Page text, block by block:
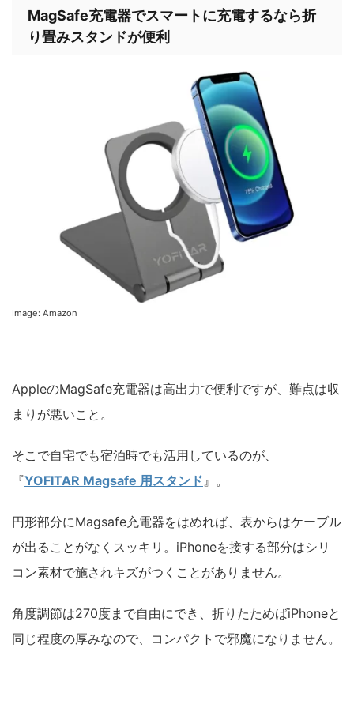
MagSafe充電器でスマートに充電するなら折
り畳みスタンドが便利
Image: Amazon
AppleのMagSafe充電器は高出力で便利ですが、難点は収
まりが悪いこと。
そこで自宅でも宿泊時でも活用しているのが、
『YOFITAR Magsafe 用スタンド』。
円形部分にMagsafe充電器をはめれば、表からはケーブル
が出ることがなくスッキリ。iPhoneを接する部分はシリ
コン素材で施されキズがつくことがありません。
角度調節は270度まで自由にでき、折りたためばiPhoneと
同じ程度の厚みなので、コンパクトで邪魔になりません。